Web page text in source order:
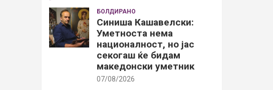
БОЛДИРАНО
Синиша Кашавелски:
Уметноста нема
националност, но јас
секогаш ќе бидам
македонски уметник
07/08/2026